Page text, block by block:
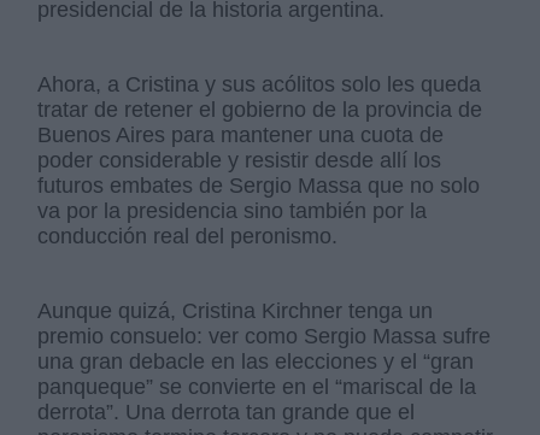
presidencial de la historia argentina.
Ahora, a Cristina y sus acólitos solo les queda
tratar de retener el gobierno de la provincia de
Buenos Aires para mantener una cuota de
poder considerable y resistir desde allí los
futuros embates de Sergio Massa que no solo
va por la presidencia sino también por la
conducción real del peronismo.
Aunque quizá, Cristina Kirchner tenga un
premio consuelo: ver como Sergio Massa sufre
una gran debacle en las elecciones y el “gran
panqueque” se convierte en el “mariscal de la
derrota”. Una derrota tan grande que el